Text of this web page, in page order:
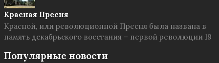
Красная Пресня
Красной, или революционной Пресня была названа в
память декабрьского восстания – первой революции 19
Популярные новости